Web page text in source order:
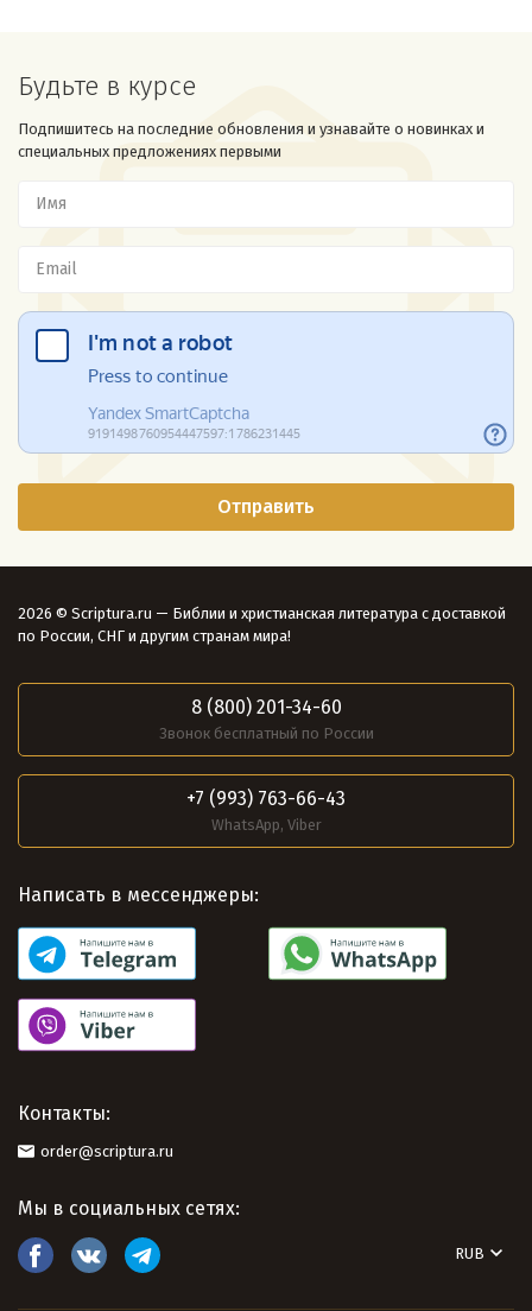
Будьте в курсе
Подпишитесь на последние обновления и узнавайте о новинках и
специальных предложениях первыми
2026 © Scriptura.ru — Библии и христианская литература с доставкой
по России, СНГ и другим странам мира!
8 (800) 201-34-60
Звонок бесплатный по России
+7 (993) 763-66-43
WhatsApp, Viber
Написать в мессенджеры:
Контакты:
order@scriptura.ru
Мы в социальных сетях:
RUB